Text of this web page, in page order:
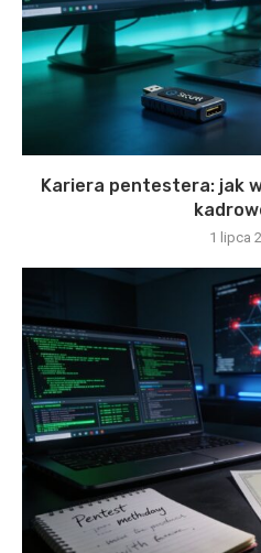
Kariera pentestera: jak
1 lipca